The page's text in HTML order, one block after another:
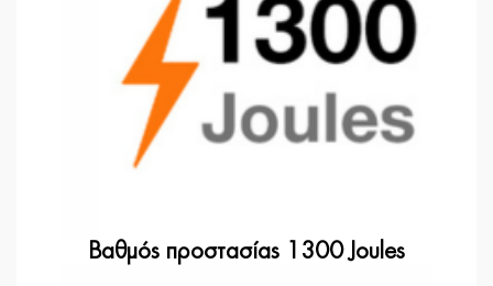
Βαθμός προστασίας 1300 Joules